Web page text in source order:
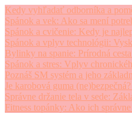
Kedy vyhľadať odborníka a
Spánok a vek: Ako sa mení
Spánok a cvičenie: Kedy je
Spánok a vplyv technológii:
Bylinky na spanie: Prírodná
Spánok a stres: Vplyv
Poznáš SM systém a jeho
Je karobová guma
Správne držanie tela v sede:
Fitness topánky: Ako ich